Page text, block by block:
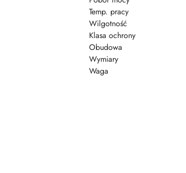
Temp. pracy
Wilgotność
Klasa ochrony
Obudowa
Wymiary
Waga